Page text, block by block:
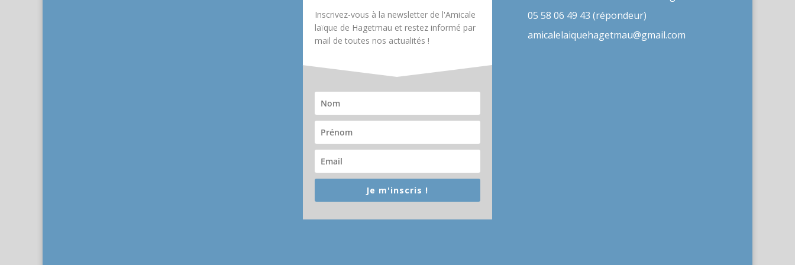
Inscrivez-vous à la newsletter de l'Amicale
laïque de Hagetmau et restez informé par
mail de toutes nos actualités !
Je m'inscris !
05 58 06 49 43 (répondeur)
amicalelaiquehagetmau@gmail.com